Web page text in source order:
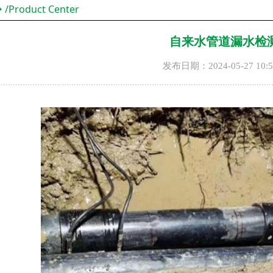
自来水管道漏水检
/Product Center
发布日期： 2024-05-27